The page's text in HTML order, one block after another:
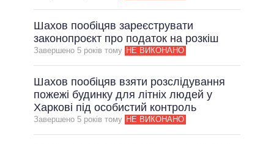
Шахов пообіцяв зареєструвати
законопроєкт про податок на розкіш
Завершено 5 рокiв тому НЕ ВИКОНАНО
Шахов пообіцяв взяти розслідування
пожежі будинку для літніх людей у
Харкові під особистий контроль
Завершено 5 рокiв тому НЕ ВИКОНАНО